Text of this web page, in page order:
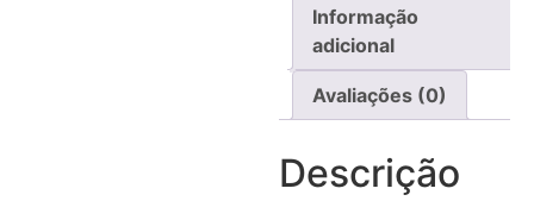
Informação
adicional
Avaliações (0)
Descrição